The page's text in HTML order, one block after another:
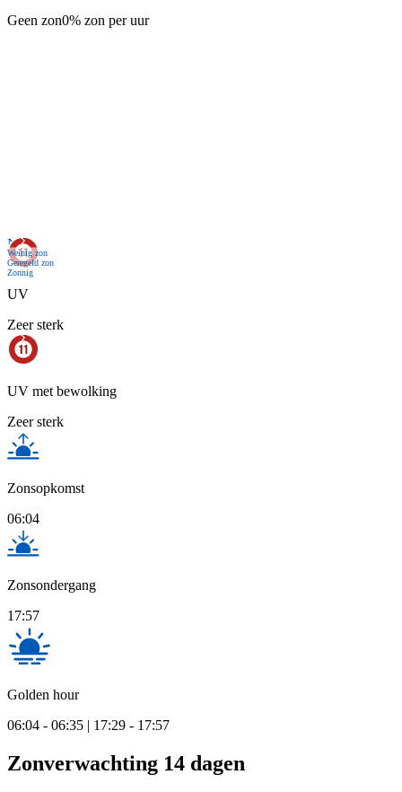
Geen zon0% zon per uur
Nu
Weinig zon
Geregeld zon
Zonnig
UV
Zeer sterk
UV met bewolking
Zeer sterk
Zonsopkomst
06:04
Zonsondergang
17:57
Golden hour
06:04 - 06:35 | 17:29 - 17:57
Zonverwachting 14 dagen